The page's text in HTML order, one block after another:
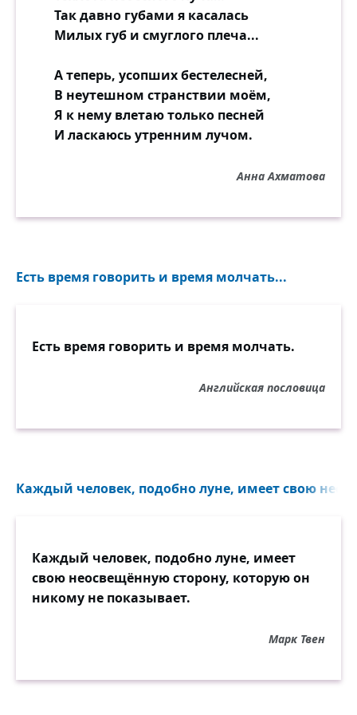
Так давно губами я касалась
Милых губ и смуглого плеча...
А теперь, усопших бестелесней,
В неутешном странствии моём,
Я к нему влетаю только песней
И ласкаюсь утренним лучом.
Анна Ахматова
Есть время говорить и время молчать...
Есть время говорить и время молчать.
Английская пословица
Каждый человек, подобно луне, имеет свою
Каждый человек, подобно луне, имеет
свою неосвещённую сторону, которую он
никому не показывает.
Марк Твен